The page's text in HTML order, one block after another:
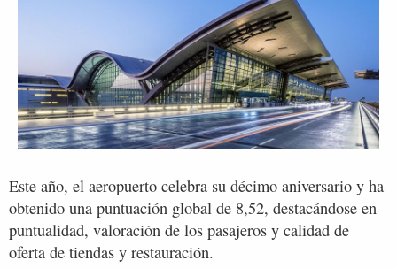
Este año, el aeropuerto celebra su décimo aniversario y ha
obtenido una puntuación global de 8,52, destacándose en
puntualidad, valoración de los pasajeros y calidad de
oferta de tiendas y restauración.